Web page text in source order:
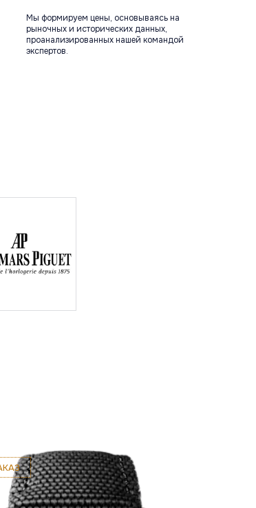
Мы формируем цены, основываясь на
рыночных и исторических данных,
проанализированных нашей командой
экспертов.